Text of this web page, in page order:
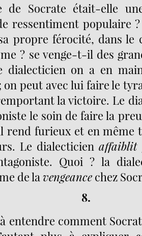
de Socrate était-elle
ressentiment populaire
propre férocité, dans le
? se venge-t-il des
dialecticien on a en
on peut avec lui faire le
la victoire. Le
le soin de faire la
rend furieux et en même
Le dialecticienaffaiblit
Quoi ? la
de lavengeance chez
8.
à entendre comment